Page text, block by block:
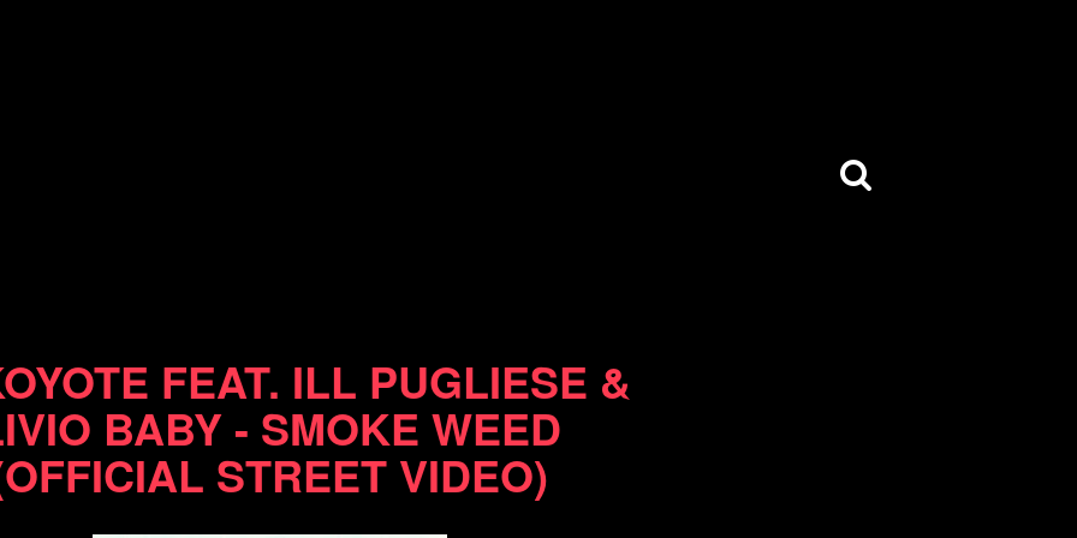
FEAT. ILL PUGLIESE &
BABY - SMOKE WEED
STREET VIDEO)